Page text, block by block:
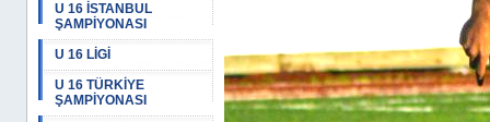
U 16 İSTANBUL
ŞAMPİYONASI
U 16 LİGİ
U 16 TÜRKİYE
ŞAMPİYONASI